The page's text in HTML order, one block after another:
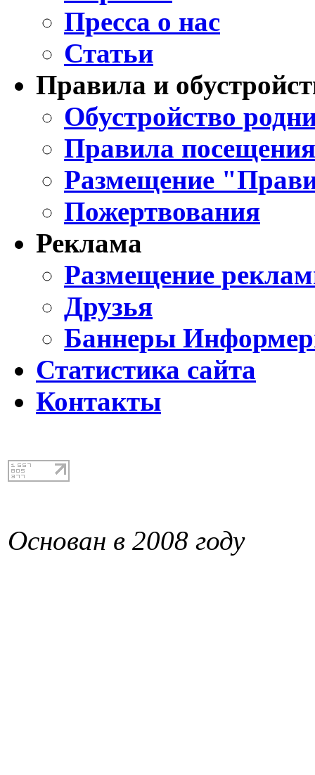
Пресса о нас
Статьи
Правила и
Обустройство
Правила
Размещение
Пожертвования
Реклама
Размещение
Друзья
Баннеры
Статистика сайта
Контакты
Основан в 2008 году